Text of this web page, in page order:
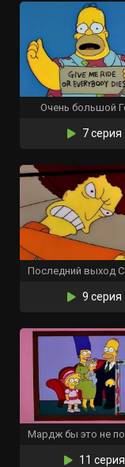
Очень большой
7 серия
9 серия
11 серия